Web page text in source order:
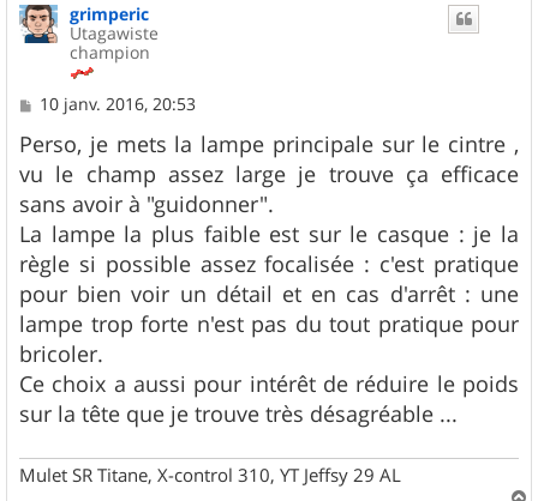
grimperic
Utagawiste
champion
M
s
s
a
g
e
10 janv. 2016, 20:53
Perso, je mets la lampe principale sur le cintre ,
vu le champ assez large je trouve ça efficace
sans avoir à "guidonner".
La lampe la plus faible est sur le casque : je la
règle si possible assez focalisée : c'est pratique
pour bien voir un détail et en cas d'arrêt : une
lampe trop forte n'est pas du tout pratique pour
bricoler.
Ce choix a aussi pour intérêt de réduire le poids
sur la tête que je trouve très désagréable ...
Mulet SR Titane, X-control 310, YT Jeffsy 29 AL